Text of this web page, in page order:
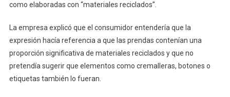
como elaboradas con “materiales reciclados”.
La empresa explicó que el consumidor entendería que la
expresión hacía referencia a que las prendas contenían una
proporción significativa de materiales reciclados y que no
pretendía sugerir que elementos como cremalleras, botones o
etiquetas también lo fueran.